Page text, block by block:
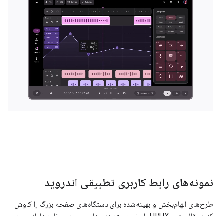
نمونه‌های رابط کاربری تطبیقی ​​اندروید
طرح‌های الهام‌بخش و بهینه‌شده برای دستگاه‌های صفحه بزرگ را کاوش